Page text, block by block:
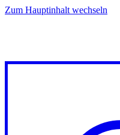
Zum Hauptinhalt wechseln